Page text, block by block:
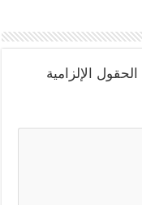
الحقول الإلزامية